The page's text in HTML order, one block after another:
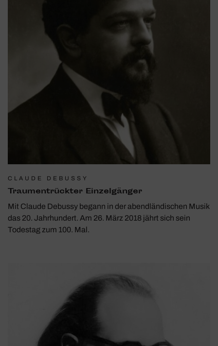
CLAUDE DEBUSSY
Traument­rückter ­Einzel­gänger
Mit Claude Debussy begann in der abendländischen Musik
das 20. Jahrhundert. Am 26. März 2018 jährt sich sein
Todestag zum 100. Mal.